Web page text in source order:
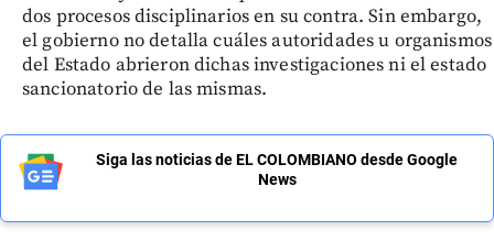
dos procesos disciplinarios en su contra. Sin embargo,
el gobierno no detalla cuáles autoridades u organismos
del Estado abrieron dichas investigaciones ni el estado
sancionatorio de las mismas.
Siga las noticias de EL COLOMBIANO desde Google
News